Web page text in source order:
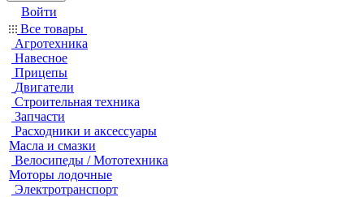
Войти
Все товары
Агротехника
Навесное
Прицепы
Двигатели
Строительная техника
Запчасти
Расходники и аксессуары
Масла и смазки
Велосипеды / Мототехника
Моторы лодочные
Электротранспорт